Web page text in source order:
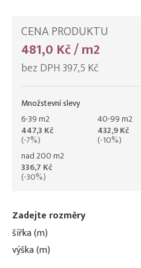
CENA PRODUKTU
481,0 Kč / m2
bez DPH 397,5 Kč
Množstevní slevy
6-39 m2
447,3 Kč
(-7%)
40-99 m2
432,9 Kč
(-10%)
nad 200 m2
336,7 Kč
(-30%)
Zadejte rozměry
šířka (m)
výška (m)